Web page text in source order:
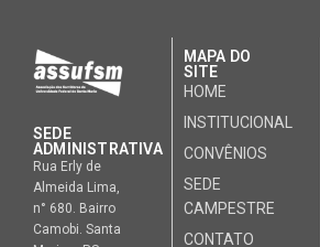
SEDE
ADMINISTRATIVA
Rua Erly de
Almeida Lima,
n° 680. Bairro
Camobi. Santa
MAPA DO
SITE
HOME
INSTITUCIONAL
CONVÊNIOS
SEDE
CAMPESTRE
CONTATO